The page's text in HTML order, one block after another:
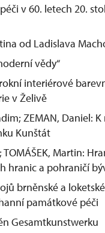
v 60. letech 20.
od Ladislava
vědy“
interiérové
v Želivě
ZEMAN, Daniel:
Kunštát
TOMÁŠEK, Martin:
a pohraničí
brněnské a
památkové péči
Gesamtkunstwerku